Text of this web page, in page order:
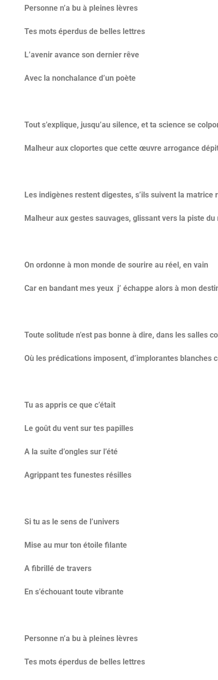
Personne n’a bu à pleines lèvres
Tes mots éperdus de belles lettres
L’avenir avance son dernier rêve
Avec la nonchalance d’un poète
Tout s’explique, jusqu’au silence, et ta science se
Malheur aux cloportes que cette œuvre arrogance
Les indigènes restent digestes, s’ils suivent la matrice
Malheur aux gestes sauvages, glissant vers la piste du
On ordonne à mon monde de sourire au réel, en vain
Car en bandant mes yeux j’ échappe alors à mon
Toute solitude n’est pas bonne à dire, dans les salles
Où les prédications imposent, d’implorantes blanches
Tu as appris ce que c’était
Le goût du vent sur tes papilles
A la suite d’ongles sur l’été
Agrippant tes funestes résilles
Si tu as le sens de l’univers
Mise au mur ton étoile filante
A fibrillé de travers
En s’échouant toute vibrante
Personne n’a bu à pleines lèvres
Tes mots éperdus de belles lettres